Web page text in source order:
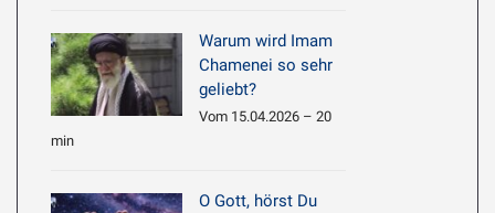
Warum wird Imam
Chamenei so sehr
geliebt?
Vom 15.04.2026 – 20
min
O Gott, hörst Du